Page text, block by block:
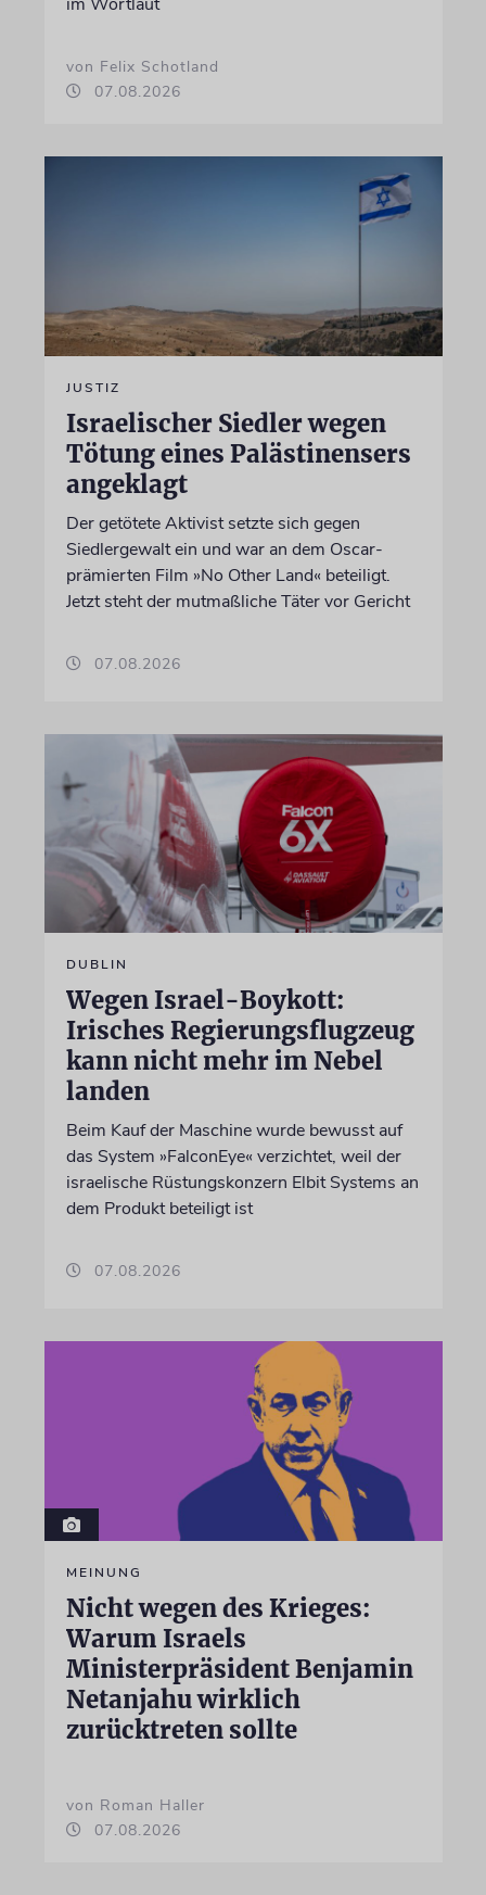
von Felix Schotland
07.08.2026
JUSTIZ
Israelischer Siedler wegen
Tötung eines Palästinensers
angeklagt
Der getötete Aktivist setzte sich gegen
Siedlergewalt ein und war an dem Oscar-
prämierten Film »No Other Land« beteiligt.
Jetzt steht der mutmaßliche Täter vor Gericht
07.08.2026
DUBLIN
Wegen Israel-Boykott:
Irisches Regierungsflugzeug
kann nicht mehr im Nebel
landen
Beim Kauf der Maschine wurde bewusst auf
das System »FalconEye« verzichtet, weil der
israelische Rüstungskonzern Elbit Systems an
dem Produkt beteiligt ist
07.08.2026
MEINUNG
Nicht wegen des Krieges:
Warum Israels
Ministerpräsident Benjamin
Netanjahu wirklich
zurücktreten sollte
von Roman Haller
07.08.2026